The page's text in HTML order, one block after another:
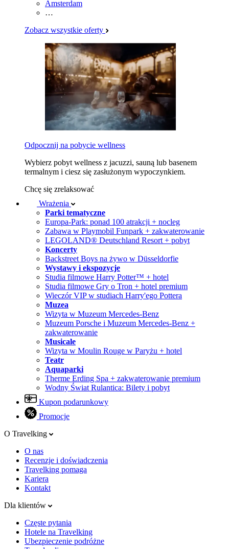
Amsterdam
…
Zobacz wszystkie oferty
Odpocznij na pobycie wellness
Wybierz pobyt wellness z jacuzzi, sauną lub basenem
termalnym i ciesz się zasłużonym wypoczynkiem.
Chcę się zrelaksować
Wrażenia
Parki tematyczne
Europa-Park: ponad 100 atrakcji + nocleg
Zabawa w Playmobil Funpark + zakwaterowanie
LEGOLAND® Deutschland Resort + pobyt
Koncerty
Backstreet Boys na żywo w Düsseldorfie
Wystawy i ekspozycje
Studia filmowe Harry Potter™ + hotel
Studia filmowe Gry o Tron + hotel premium
Wieczór VIP w studiach Harry'ego Pottera
Muzea
Wizyta w Muzeum Mercedes-Benz
Muzeum Porsche i Muzeum Mercedes-Benz +
zakwaterowanie
Musicale
Wizyta w Moulin Rouge w Paryżu + hotel
Teatr
Aquaparki
Therme Erding Spa + zakwaterowanie premium
Wodny Świat Rulantica: Bilety i pobyt
Kupon podarunkowy
Promocje
O Travelking
O nas
Recenzje i doświadczenia
Travelking pomaga
Kariera
Kontakt
Dla klientów
Częste pytania
Hotele na Travelking
Ubezpieczenie podróżne